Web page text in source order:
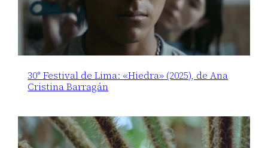
30° Festival de Lima: «Hiedra» (2025), de Ana
Cristina Barragán